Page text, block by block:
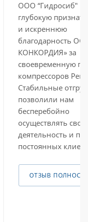
ООО “Гидросиб"
глубокую
и искреннюю
благодарность
КОНКОРДИЯ» за
своевременную
компрессоров
Стабильные
позволили нам
бесперебойно
осуществлять свою
деятельность и
постоянных
ОТЗЫВ